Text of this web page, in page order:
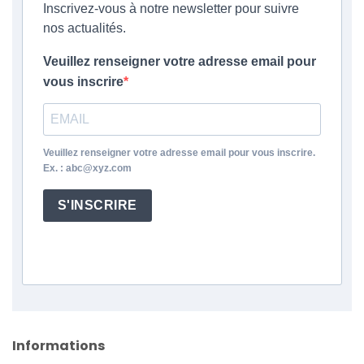
Informations
Inscrivez-vous à notre newsletter pour suivre
nos actualités.
Veuillez renseigner votre adresse email pour
vous inscrire
Veuillez renseigner votre adresse email pour vous inscrire.
Ex. : abc@xyz.com
S'INSCRIRE